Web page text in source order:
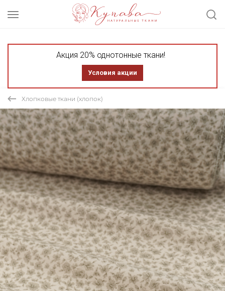
Акция 20% однотонные ткани!
Условия акции
Хлопковые ткани (хлопок)